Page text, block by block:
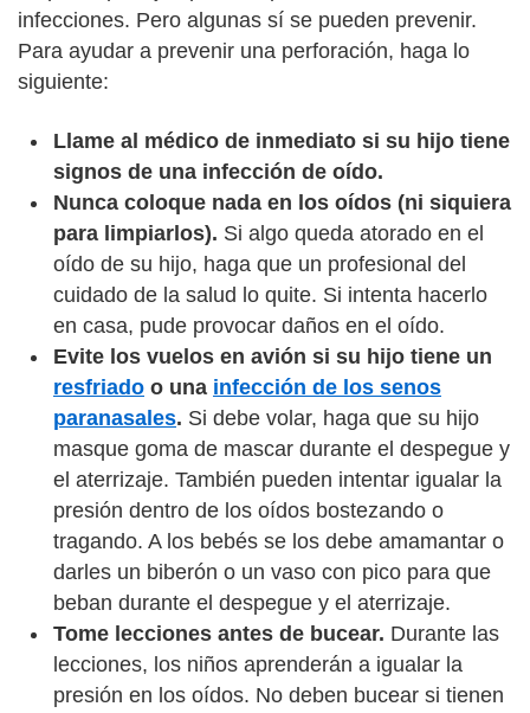
infecciones. Pero algunas sí se pueden prevenir.
Para ayudar a prevenir una perforación, haga lo
siguiente:
Llame al médico de inmediato si su hijo tiene
signos de una infección de oído.
Nunca coloque nada en los oídos (ni siquiera
para limpiarlos). Si algo queda atorado en el
oído de su hijo, haga que un profesional del
cuidado de la salud lo quite. Si intenta hacerlo
en casa, pude provocar daños en el oído.
Evite los vuelos en avión si su hijo tiene un
resfriado o una infección de los senos
paranasales. Si debe volar, haga que su hijo
masque goma de mascar durante el despegue y
el aterrizaje. También pueden intentar igualar la
presión dentro de los oídos bostezando o
tragando. A los bebés se los debe amamantar o
darles un biberón o un vaso con pico para que
beban durante el despegue y el aterrizaje.
Tome lecciones antes de bucear. Durante las
lecciones, los niños aprenderán a igualar la
presión en los oídos. No deben bucear si tienen